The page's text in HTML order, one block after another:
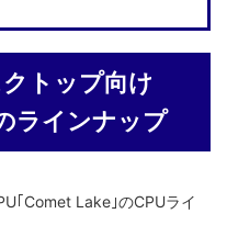
トップ向け
ラインナップ
｢Comet Lake｣のCPUライ